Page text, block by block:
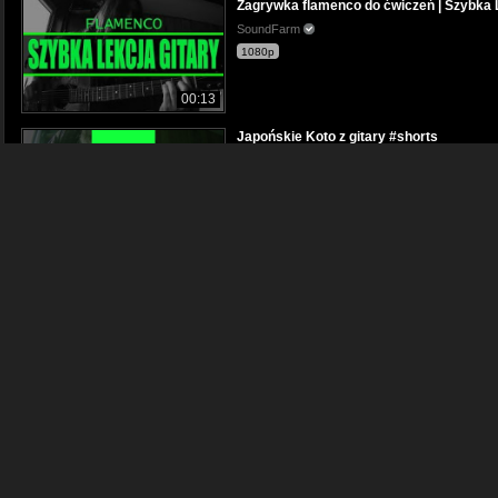
00:13
Zagrywka flamenco do ćwiczeń |
SoundFarm
1080p
Japońskie Koto z gitary #shorts